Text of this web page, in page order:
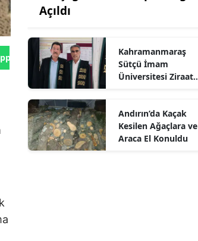
Gönder
Açıldı
Kahramanmaraş
Sütçü İmam
Üniversitesi Ziraat
Andırın’da Kaçak
Kesilen Ağaçlara ve
Araca El Konuldu